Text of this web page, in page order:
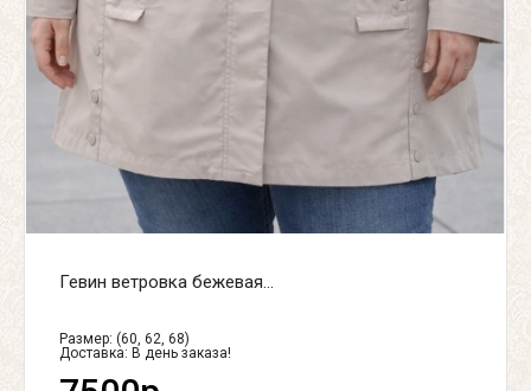
Гевин ветровка бежевая...
Размер: (60, 62, 68)
Доставка: В день заказа!